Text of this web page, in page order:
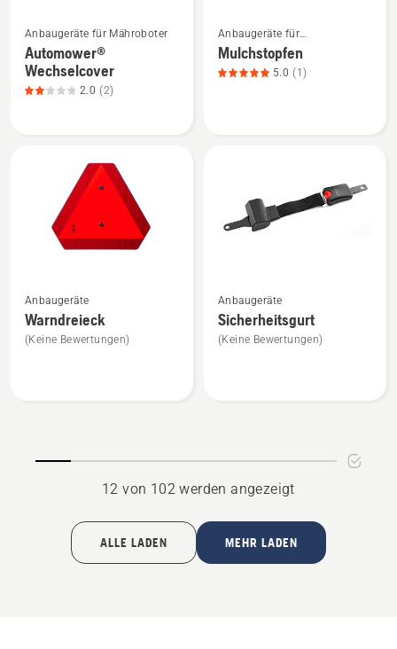
Details
zu
Automower®
Anbaugeräte für Mähroboter
Automower®
Wechselcover
2.0 (2)
Details
zu
Mulchstopfen
Anbaugeräte für
Gartentraktoren
Mulchstopfen
5.0 (1)
Details
zu
Warndreieck
Anbaugeräte
Warndreieck
(Keine Bewertungen)
Details
zu
Sicherheitsgurt
Anbaugeräte
Sicherheitsgurt
(Keine Bewertungen)
12 von 102 werden angezeigt
ALLE LADEN MEHR LADEN